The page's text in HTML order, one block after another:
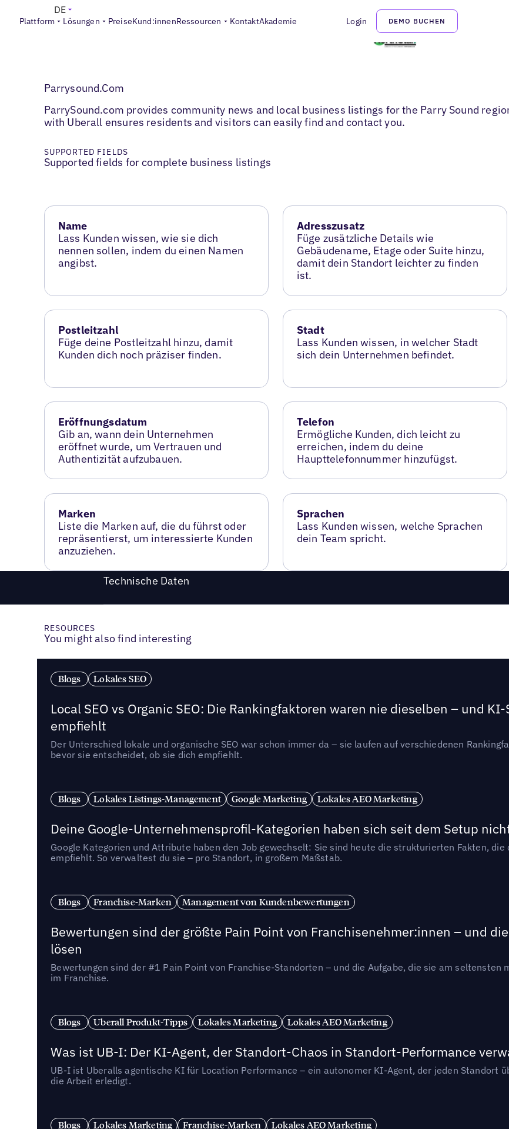
Plattform Lösungen PreiseKund:innenRessourcen KontaktAkademie Login DEMO BUCHEN
DE
Parrysound.Com
ParrySound.com provides community news and local business listings for the Parry Sound
with Uberall ensures residents and visitors can easily find and contact you.
SUPPORTED FIELDS
Supported fields for complete business listings
Name
Lass Kunden wissen, wie sie dich
nennen sollen, indem du einen Namen
angibst.
Adresszusatz
Füge zusätzliche Details wie
Gebäudename, Etage oder Suite hinzu,
damit dein Standort leichter zu finden
ist.
Postleitzahl
Füge deine Postleitzahl hinzu, damit
Kunden dich noch präziser finden.
Stadt
Lass Kunden wissen, in welcher Stadt
sich dein Unternehmen befindet.
Eröffnungsdatum
Gib an, wann dein Unternehmen
eröffnet wurde, um Vertrauen und
Authentizität aufzubauen.
Telefon
Ermögliche Kunden, dich leicht zu
erreichen, indem du deine
Haupttelefonnummer hinzufügst.
Marken
Liste die Marken auf, die du führst oder
repräsentierst, um interessierte Kunden
anzuziehen.
Sprachen
Lass Kunden wissen, welche Sprachen
dein Team spricht.
Technische Daten
RESOURCES
You might also find interesting
Blogs Lokales SEO
Local SEO vs Organic SEO: Die Rankingfaktoren waren nie dieselben – und
empfiehlt
Der Unterschied lokale und organische SEO war schon immer da – sie laufen auf verschiedenen
bevor sie entscheidet, ob sie dich empfiehlt.
Blogs Lokales Listings-Management Google Marketing Lokales AEO Marketing
Deine Google-Unternehmensprofil-Kategorien haben sich seit dem Setup
Google Kategorien und Attribute haben den Job gewechselt: Sie sind heute die strukturierten Fakten,
empfiehlt. So verwaltest du sie – pro Standort, in großem Maßstab.
Blogs Franchise-Marken Management von Kundenbewertungen
Bewertungen sind der größte Pain Point von Franchisenehmer:innen – und
lösen
Bewertungen sind der #1 Pain Point von Franchise-Standorten – und die Aufgabe, die sie am seltensten
im Franchise.
Blogs Uberall Produkt-Tipps Lokales Marketing Lokales AEO Marketing
Was ist UB-I: Der KI-Agent, der Standort-Chaos in Standort-Performance
UB-I ist Uberalls agentische KI für Location Performance – ein autonomer KI-Agent, der jeden Standort
die Arbeit erledigt.
Blogs Lokales Marketing Franchise-Marken Lokales AEO Marketing